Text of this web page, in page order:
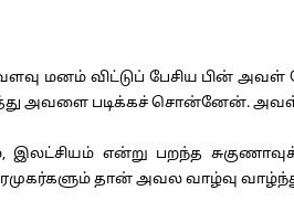
மனம் விட்டுப் பேசிய பின் அவள்
அவளை படிக்கச் சொன்னேன்.
என்று பறந்த
தான் அவல வாழ்வு